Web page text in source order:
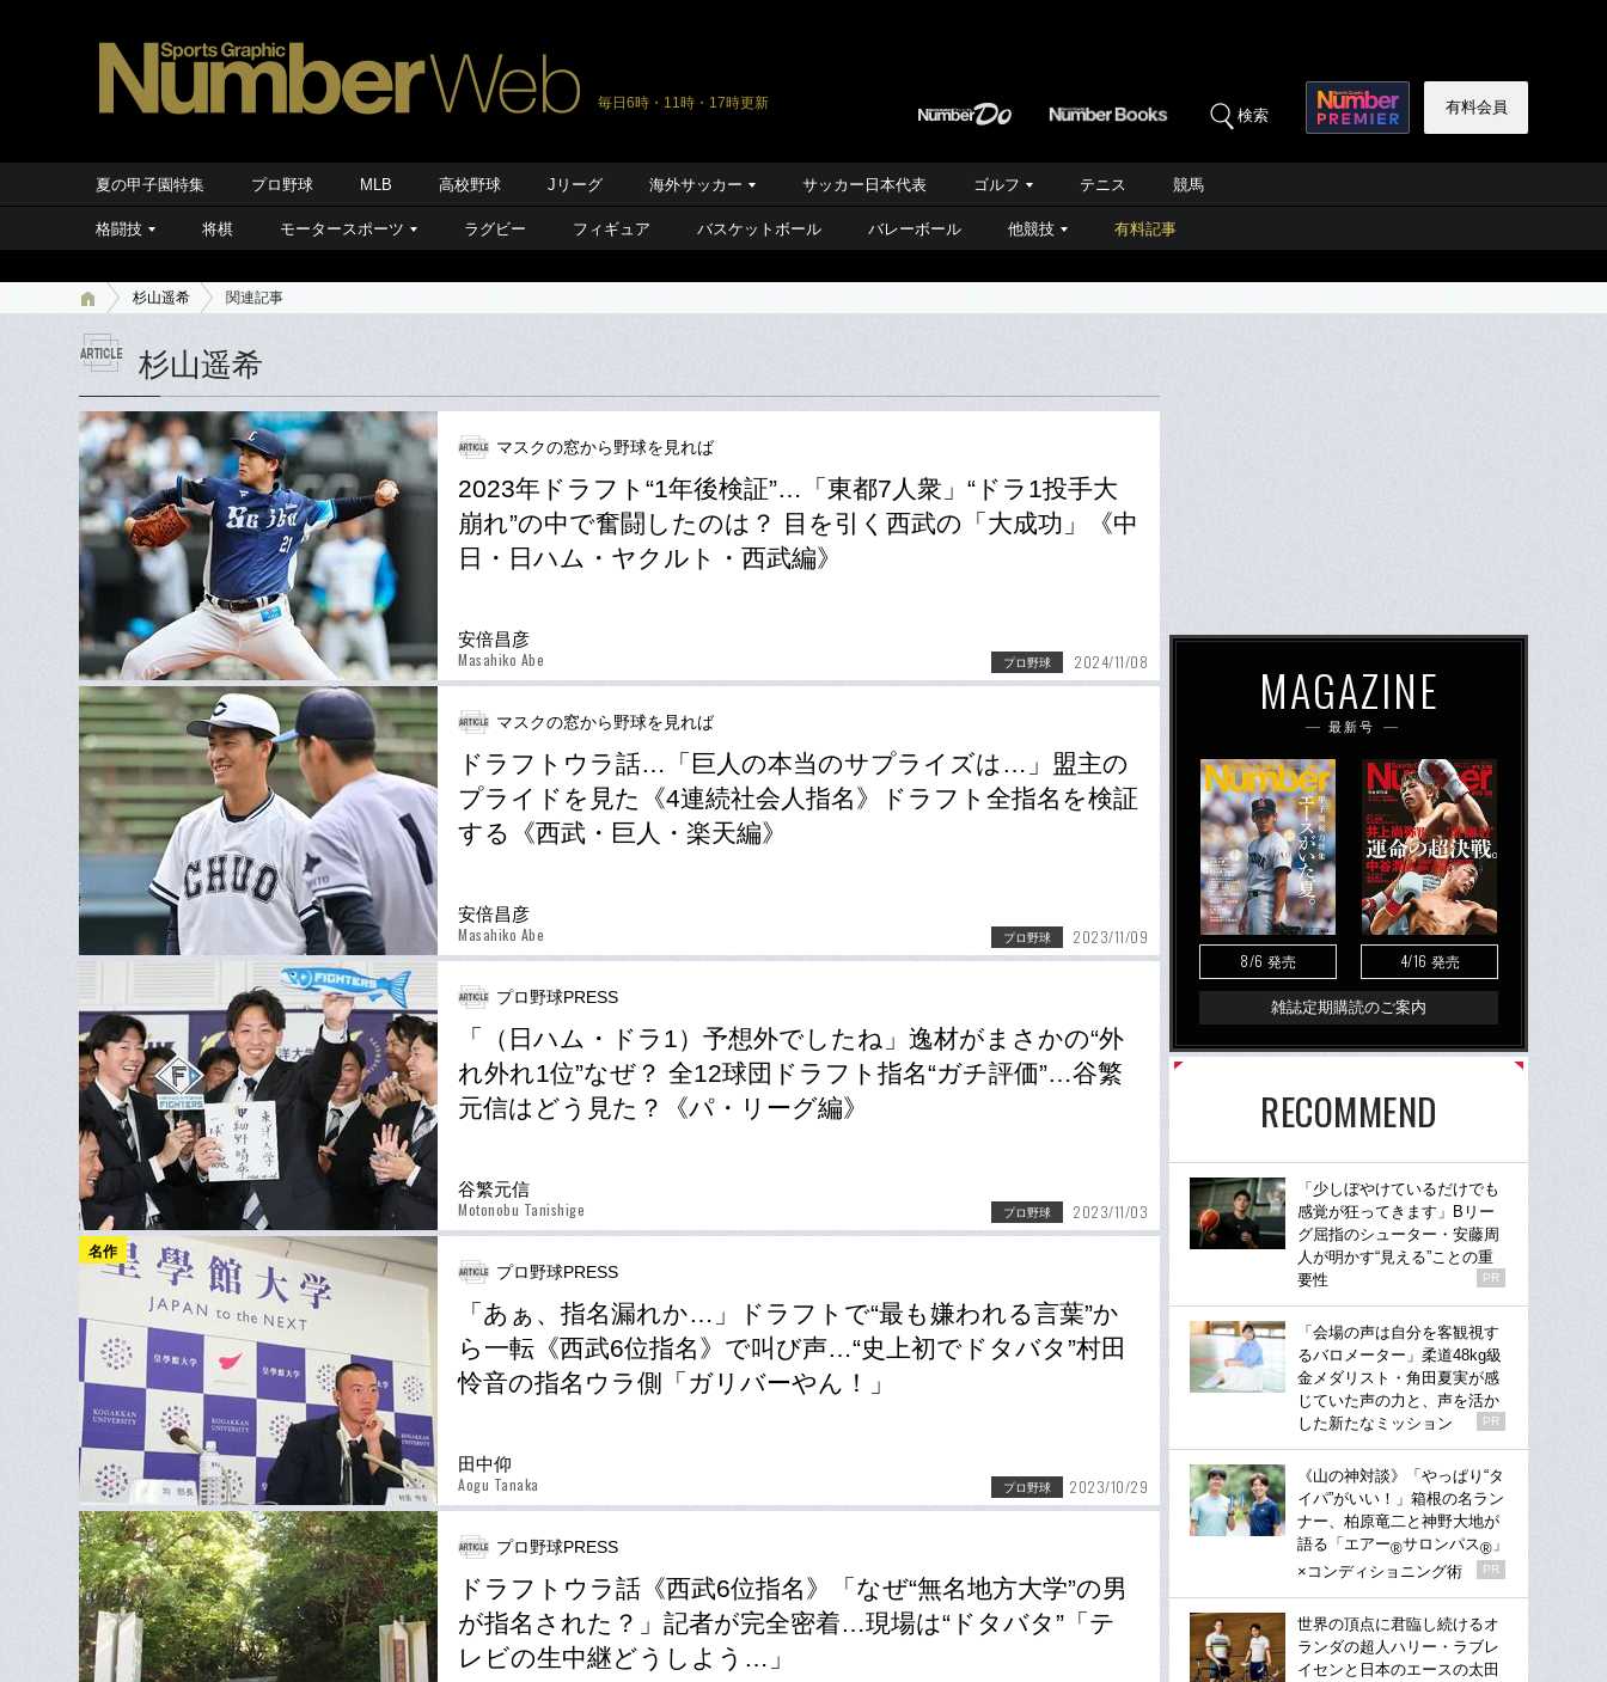
毎日6時・11時・17時更新
検索 有料会員
夏の甲子園特集 プロ野球 MLB 高校野球 Jリーグ 海外サッカー サッカー日本代表 ゴルフ テニス 競馬
格闘技 将棋 モータースポーツ ラグビー フィギュア バスケットボール バレーボール 他競技 有料記事
杉山遥希 関連記事
杉山遥希
マスクの窓から野球を見れば
2023年ドラフト“1年後検証”…「東都7人衆」“ドラ1投手大
崩れ”の中で奮闘したのは？ 目を引く西武の「大成功」《中
日・日ハム・ヤクルト・西武編》
安倍昌彦
Masahiko Abe プロ野球 2024/11/08
マスクの窓から野球を見れば
ドラフトウラ話…「巨人の本当のサプライズは…」盟主の
プライドを見た《4連続社会人指名》ドラフト全指名を検証
する《西武・巨人・楽天編》
安倍昌彦
Masahiko Abe プロ野球 2023/11/09
プロ野球PRESS
「（日ハム・ドラ1）予想外でしたね」逸材がまさかの“外
れ外れ1位”なぜ？ 全12球団ドラフト指名“ガチ評価”…谷繁
元信はどう見た？《パ・リーグ編》
谷繁元信
Motonobu Tanishige プロ野球
2023/11/03
名作
プロ野球PRESS
「あぁ、指名漏れか…」ドラフトで“最も嫌われる言葉”か
ら一転《西武6位指名》で叫び声…“史上初でドタバタ”村田
怜音の指名ウラ側「ガリバーやん！」
田中仰
Aogu Tanaka プロ野球 2023/10/29
プロ野球PRESS
ドラフトウラ話《西武6位指名》「なぜ“無名地方大学”の男
が指名された？」記者が完全密着…現場は“ドタバタ”「テ
レビの生中継どうしよう…」
MAGAZINE
最新号
8/6 発売 4/16 発売
雑誌定期購読のご案内
RECOMMEND
「少しぼやけているだけでも
感覚が狂ってきます」Bリー
グ屈指のシューター・安藤周
人が明かす“見える”ことの重
要性
PR
「会場の声は自分を客観視す
るバロメーター」柔道48kg級
金メダリスト・角田夏実が感
じていた声の力と、声を活か
した新たなミッション
PR
《山の神対談》「やっぱり“タ
イパ”がいい！」箱根の名ラン
ナー、柏原竜二と神野大地が
語る「エアー®サロンパス® 」
×コンディショニング術
PR
世界の頂点に君臨し続けるオ
ランダの超人ハリー・ラブレ
イセンと日本のエースの太田